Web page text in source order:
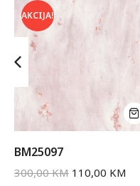
AKCIJA!
BM25097
300,00KM 110,00 KM